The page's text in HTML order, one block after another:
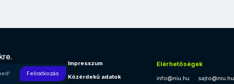
Feliratkozás
Impresszum
Közérdekű adatok
Elérhetőségek
info@niu.hu sajto@niu.hu